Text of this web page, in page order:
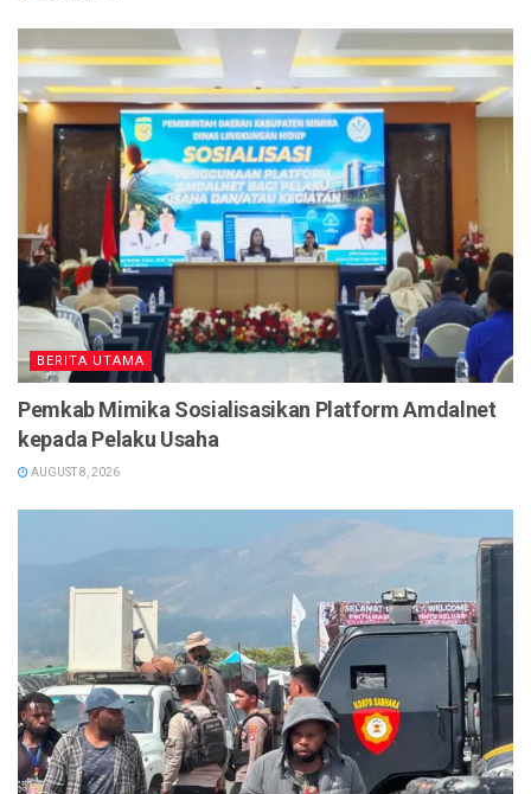
BERITA UTAMA
Pemkab Mimika Sosialisasikan Platform Amdalnet
kepada Pelaku Usaha
AUGUST 8, 2026